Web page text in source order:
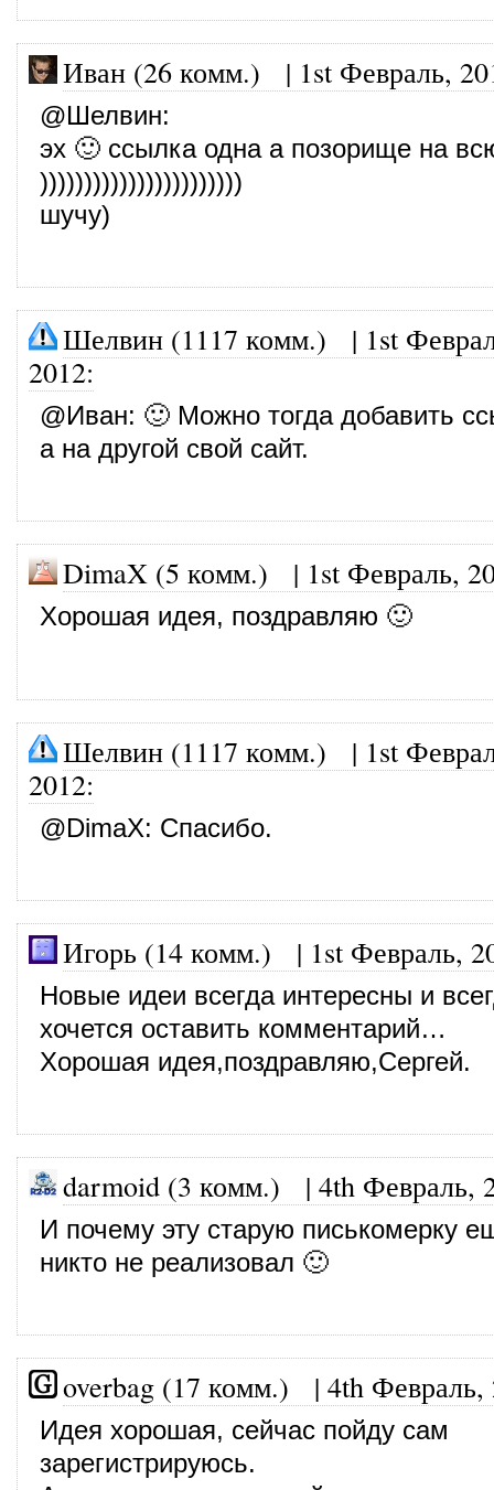
Иван (26 комм.) | 1st Февраль,
@Шелвин:
эх 🙂 ссылка одна а позорище на
)))))))))))))))))))))))
шучу)
Шелвин (1117 комм.) | 1st
2012:
@Иван: 🙂 Можно тогда добавить
а на другой свой сайт.
DimaX (5 комм.) | 1st Февраль,
Хорошая идея, поздравляю 🙂
Шелвин (1117 комм.) | 1st
2012:
@DimaX: Спасибо.
Игорь (14 комм.) | 1st Февраль,
Новые идеи всегда интересны и
хочется оставить комментарий…
Хорошая идея,поздравляю,Сергей.
darmoid (3 комм.) | 4th Февраль,
И почему эту старую писькомерку
никто не реализовал 🙂
overbag (17 комм.) | 4th Февраль,
Идея хорошая, сейчас пойду сам
зарегистрируюсь.